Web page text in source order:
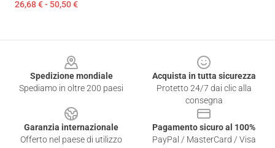
26,68 € - 50,50 €
Spedizione mondiale
Spediamo in oltre 200 paesi
Acquista in tutta sicurezza
Protetto 24/7 dai clic alla
consegna
Garanzia internazionale
Offerto nel paese di utilizzo
Pagamento sicuro al 100%
PayPal / MasterCard / Visa